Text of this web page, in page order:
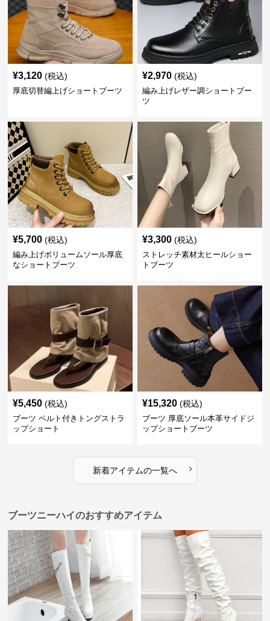
¥3,120 (税込)
厚底切替編上げショートブーツ
¥2,970 (税込)
編み上げレザー調ショートブー
ツ
¥5,700 (税込)
編み上げボリュームソール厚底
なショートブーツ
¥3,300 (税込)
ストレッチ素材太ヒールショー
トブーツ
¥5,450 (税込)
ブーツ ベルト付きトングストラ
ップショート
¥15,320 (税込)
ブーツ 厚底ソール本革サイドジ
ップショートブーツ
新着アイテムの一覧へ ›
ブーツニーハイのおすすめアイテム